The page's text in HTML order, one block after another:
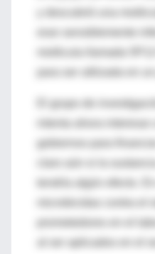
molécula llamada
para ser utilizada en un
El grupo de
gobiernos para
claro aún si la
tendría algún efecto.
al ser aplicados en el